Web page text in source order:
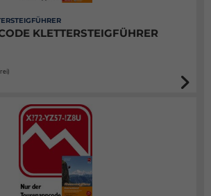
KLETTERSTEIGFÜHRER